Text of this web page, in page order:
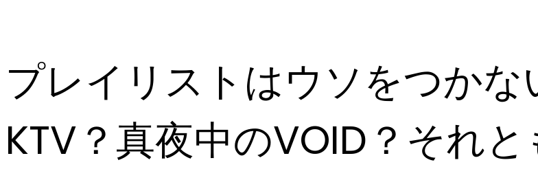
プレイリストはウソをつか
KTV？真夜中のVOID？それ